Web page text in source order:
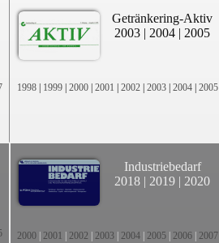
Getränkering-Aktiv
2003 | 2004 | 2005
1998 | 1999 | 2000 | 2001 | 2002 | 2003 | 2004 | 2005
Industriebedarf
2018 | 2019 | 2020
2000 2001 2002 2003 2004 2005 2006 2007